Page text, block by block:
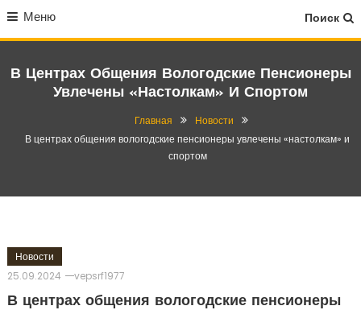
Меню Поиск
В Центрах Общения Вологодские Пенсионеры
Увлечены «настолкам» И Спортом
Главная
Новости
В центрах общения вологодские пенсионеры увлечены «настолкам» и
спортом
Новости
25.09.2024
vepsrf1977
В центрах общения вологодские пенсионеры